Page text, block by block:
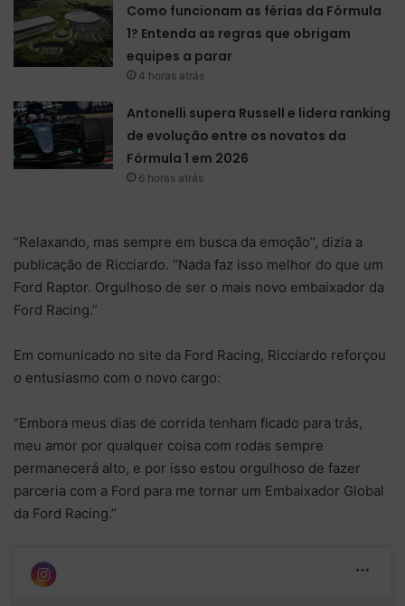
Como funcionam as férias da Fórmula
1? Entenda as regras que obrigam
equipes a parar
4 horas atrás
Antonelli supera Russell e lidera ranking
de evolução entre os novatos da
Fórmula 1 em 2026
6 horas atrás
“Relaxando, mas sempre em busca da emoção”, dizia a
publicação de Ricciardo. “Nada faz isso melhor do que um
Ford Raptor. Orgulhoso de ser o mais novo embaixador da
Ford Racing.”
Em comunicado no site da Ford Racing, Ricciardo reforçou
o entusiasmo com o novo cargo:
“Embora meus dias de corrida tenham ficado para trás,
meu amor por qualquer coisa com rodas sempre
permanecerá alto, e por isso estou orgulhoso de fazer
parceria com a Ford para me tornar um Embaixador Global
da Ford Racing.”